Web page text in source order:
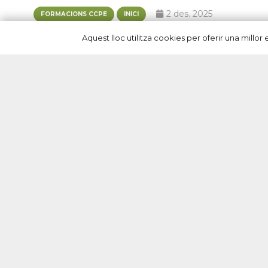
FORMACIONS CCPE INICI 2 des. 2025
El Pla de l’Estany fa un pas endavant en la dignificació i
Aquest lloc utilitza cookies per oferir una millor